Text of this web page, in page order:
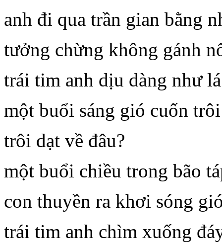
anh đi qua trần gian bằng
tưởng chừng không gánh
trái tim anh dịu dàng như
một buổi sáng gió cuốn
trôi dạt về đâu?
một buổi chiều trong bão
con thuyền ra khơi sóng
trái tim anh chìm xuống